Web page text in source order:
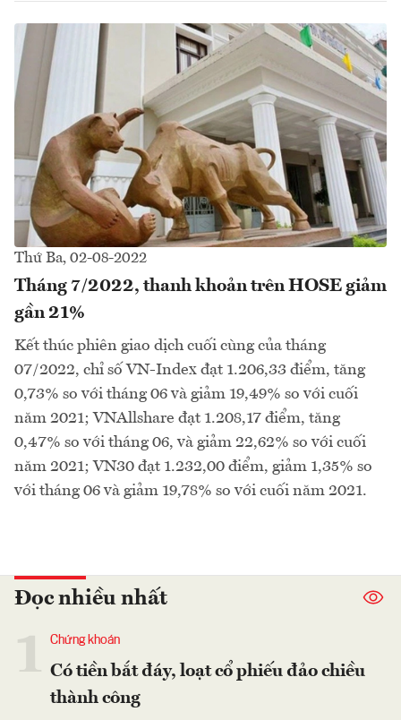
Thứ Ba, 02-08-2022
Tháng 7/2022, thanh khoản trên HOSE giảm
gần 21%
Kết thúc phiên giao dịch cuối cùng của tháng
07/2022, chỉ số VN-Index đạt 1.206,33 điểm, tăng
0,73% so với tháng 06 và giảm 19,49% so với cuối
năm 2021; VNAllshare đạt 1.208,17 điểm, tăng
0,47% so với tháng 06, và giảm 22,62% so với cuối
năm 2021; VN30 đạt 1.232,00 điểm, giảm 1,35% so
với tháng 06 và giảm 19,78% so với cuối năm 2021.
Đọc nhiều nhất
Chứng khoán
Có tiền bắt đáy, loạt cổ phiếu đảo chiều
thành công